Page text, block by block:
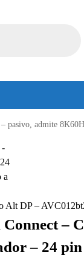
admite 8K60Hz,
Alt DP –
–
– 24